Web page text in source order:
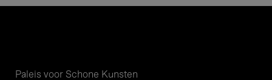
Paleis voor Schone Kunsten